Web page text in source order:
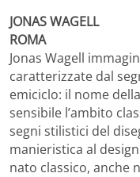
JONAS WAGELL
ROMA
Jonas Wagell
caratterizzate dal
emiciclo: il nome
sensibile l’ambito
segni stilistici del
manieristica al
nato classico, anche